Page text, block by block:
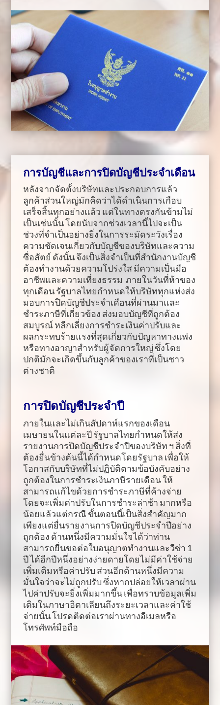
การบัญชีและการปิดบัญชีประจำเดือน
หลังจากจัดตั้งบริษัทและประกอบการแล้ว
ลูกค้าส่วนใหญ่มักคิดว่าได้ดำเนินการเกือบ
เสร็จสิ้นทุกอย่างแล้ว แต่ในทางตรงกันข้ามไม่
เป็นเช่นนั้น โดยนับจากช่วงเวลานี้ไปจะเป็น
ช่วงที่จำเป็นอย่างยิ่งในการระมัดระวังเรื่อง
ความชัดเจนเกี่ยวกับบัญชีของบริษัทและความ
ซื่อสัตย์ ดังนั้น จึงเป็นสิ่งจำเป็นที่สำนักงานบัญชี
ต้องทำงานด้วยความโปร่งใส มีความเป็นมือ
อาชีพและความเที่ยงธรรม ภายในวันที่ห้าของ
ทุกเดือน รัฐบาลไทยกำหนดให้บริษัททุกแห่งส่ง
มอบการปิดบัญชีประจำเดือนที่ผ่านมาและ
ชำระภาษีที่เกี่ยวข้อง ส่งมอบบัญชีที่ถูกต้อง
สมบูรณ์ หลีกเลี่ยงการชำระเงินค่าปรับและ
ผลกระทบร้ายแรงที่สุดเกี่ยวกับปัญหาทางแพ่ง
หรือทางอาญาสำหรับผู้จัดการใหญ่ ซึ่งโดย
ปกติมักจะเกิดขึ้นกับลูกค้าของเราที่เป็นชาว
ต่างชาติ
การปิดบัญชีประจำปี
ภายในและไม่เกินสัปดาห์แรกของเดือน
เมษายนในแต่ละปี รัฐบาลไทยกำหนดให้ส่ง
รายงานการปิดบัญชีประจำปีของบริษัท ฯ สิ่งที่
ต้องยื่นข้างต้นนี้ได้กำหนดโดยรัฐบาล เพื่อให้
โอกาสกับบริษัทที่ไม่ปฏิบัติตามข้อบังคับอย่าง
ถูกต้องในการชำระเงินภาษีรายเดือน ให้
สามารถแก้ไขด้วยการชำระภาษีที่ค้างจ่าย
โดยจะเพิ่มค่าปรับในการชำระล่าช้า มากหรือ
น้อยแล้วแต่กรณี ขั้นตอนนี้เป็นสิ่งสำคัญมาก
เพียงแต่ยื่นรายงานการปิดบัญชีประจำปีอย่าง
ถูกต้อง ด้านหนึ่งมีความมั่นใจได้ว่าท่าน
สามารถยื่นขอต่อใบอนุญาตทำงานและวีซ่า 1
ปี ได้อีกปีหนึ่งอย่างง่ายดายโดยไม่มีค่าใช้จ่าย
เพิ่มเติมหรือค่าปรับ ส่วนอีกด้านหนึ่งมีความ
มั่นใจว่าจะไม่ถูกปรับ ซึ่งหากปล่อยให้เวลาผ่าน
ไปค่าปรับจะยิ่งเพิ่มมากขึ้น เพื่อทราบข้อมูลเพิ่ม
เติมในภาษาอิตาเลียนถึงระยะเวลาและค่าใช้
จ่ายนั้น โปรดติดต่อเราผ่านทางอีเมลหรือ
โทรศัพท์มือถือ